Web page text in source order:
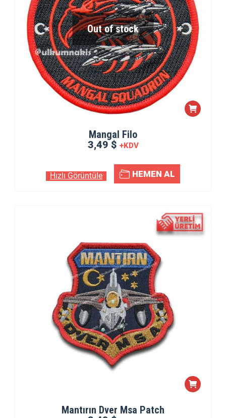
Out of stock
Mangal Filo
3,49 $ +KDV
Hızlı Görüntüle HEMEN AL
Mantırın Dver Msa Patch